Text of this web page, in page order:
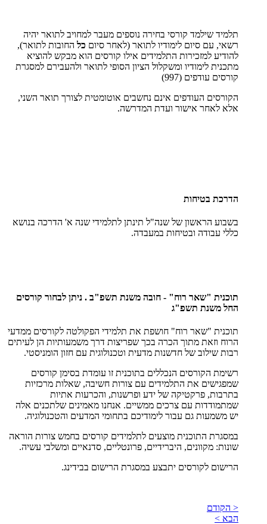
תלמיד שילמד קורסי בחירה נוספים מעבר למחויב לתואר יהיה
רשאי, עם סיום לימודיו לתואר (לאחר סיום כל החובות לתואר),
להודיע למזכירות התלמידים אילו קורסים הוא מבקש להוציא
מתכנית לימודיו ומשקלול הציון הסופי לתואר ולהעבירם למסגרת
קורסים עודפים (997)
הקורסים העודפים אינם נחשבים אוטומטית לצורך תואר השני,
אלא לאחר אישור ועדת המדרשה.
הדרכת בטיחות
בשבוע הראשון של שנה"ל תינתן לתלמידי שנה א' הדרכה בנושא
כללי עבודה ובטיחות במעבדה.
תוכנית "שאר רוח" - חובה משנת תשפ"ב . ניתן לבחור קורסים
החל משנת תשפ"ג
תוכנית "שאר רוח" חושפת את תלמידי הפקולטה לקורסים ממדעי
הרוח וזאת מתוך הכרה בכך שפריצות דרך משמעותיות הן לעיתים
רבות שילוב של חדשנות מדעית וטכנולוגית עם חזון הומניסטי.
רשימת הקורסים הנכללים בתוכנית זו עומדת בסימן קורסים
שמפגישים את התלמידים עם צורות חשיבה, שאלות מרכזיות
בתרבות, פרקטיקה של ידע ופרשנות, והכרעות אתיות
שמתמודדות עם צרכים ממשיים. אנחנו מאמינים שלתכנים אלה
יש משמעות גם עבור לימודיכם בתחומי המדעים והטכנולוגיה.
במסגרת התוכנית מוצעים לתלמידים קורסים בחמש צורות הוראה
שונות: מקוונים, היברידיים, פרונטליים, סדנאיים ומשלבי עשיה.
הרישום לקורסים יתבצע במסגרת הרישום בבידינג.
< הקודם
הבא >